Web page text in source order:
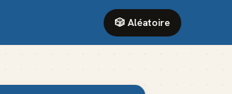
🎲 Aléatoire